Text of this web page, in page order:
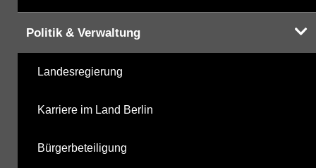
Politik & Verwaltung
Landesregierung
Karriere im Land Berlin
Bürgerbeteiligung